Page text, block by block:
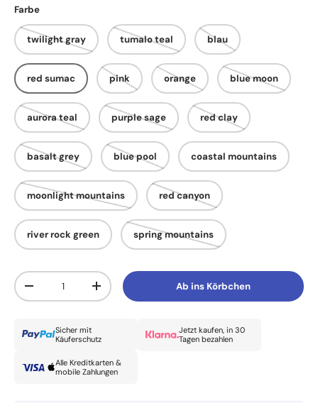
Farbe
twilight gray tumalo teal blau
red sumac pink orange blue moon
aurora teal purple sage red clay
basalt grey blue pool coastal mountains
moonlight mountains red canyon
river rock green spring mountains
Anzahl
Menge verringernMenge erhöhen Ab ins Körbchen
Sicher mit
Käuferschutz
Jetzt kaufen, in 30
Tagen bezahlen
Alle Kreditkarten &
mobile Zahlungen